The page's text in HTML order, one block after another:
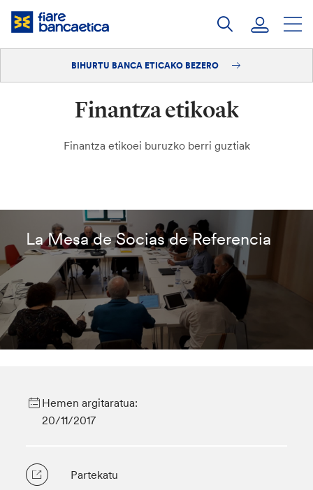
Pasatu
edukia
Bihurtu bezero
BIHURTU BANCA ETICAKO BEZERO
Finantza etikoak
Finantza etikoei buruzko berri guztiak
La Mesa de Socias de Referencia
Hemen argitaratua:
20/11/2017
Partekatu